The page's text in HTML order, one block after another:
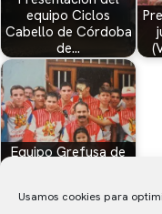
Usamos cookies para
equipo Ciclos
Cabello de Córdoba
de…
Equipo Grefusa de